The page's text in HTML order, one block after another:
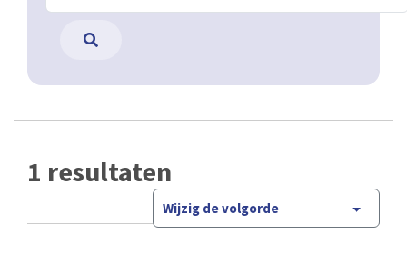
1 resultaten
Wijzig de volgorde